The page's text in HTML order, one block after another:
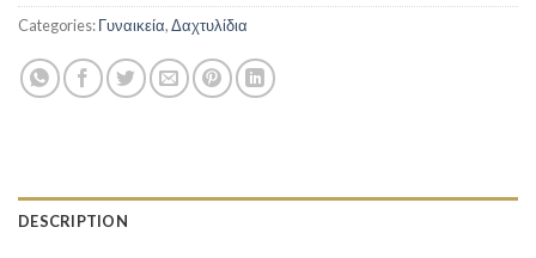
Categories:Γυναικεία,Δαχτυλίδια
DESCRIPTION